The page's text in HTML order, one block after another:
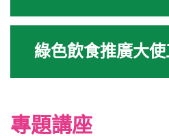
綠色飲食推廣大
專題講座